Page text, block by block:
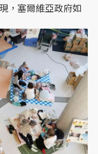
，塞爾維亞政府如